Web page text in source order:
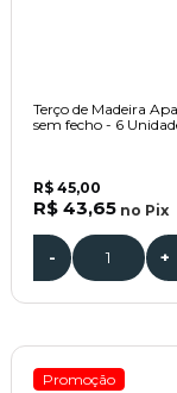
Terço de Madeira
sem fecho - 6
R$ 45,00
R$ 43,65 no Pix
- +
Promoção